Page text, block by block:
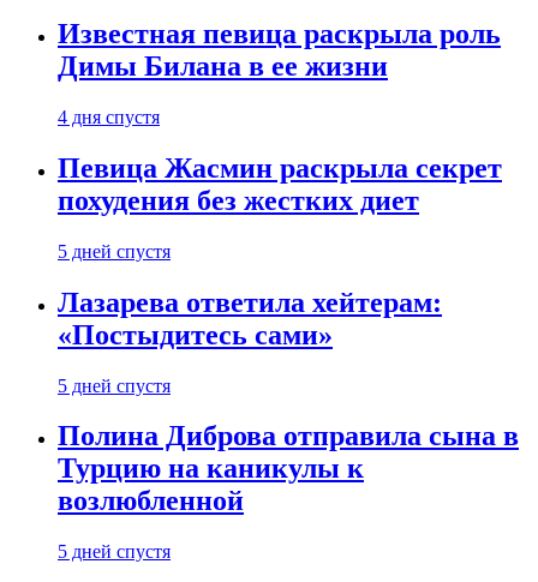
Известная певица раскрыла роль
Димы Билана в ее жизни
4 дня спустя
Певица Жасмин раскрыла секрет
похудения без жестких диет
5 дней спустя
Лазарева ответила хейтерам:
«Постыдитесь сами»
5 дней спустя
Полина Диброва отправила сына в
Турцию на каникулы к
возлюбленной
5 дней спустя